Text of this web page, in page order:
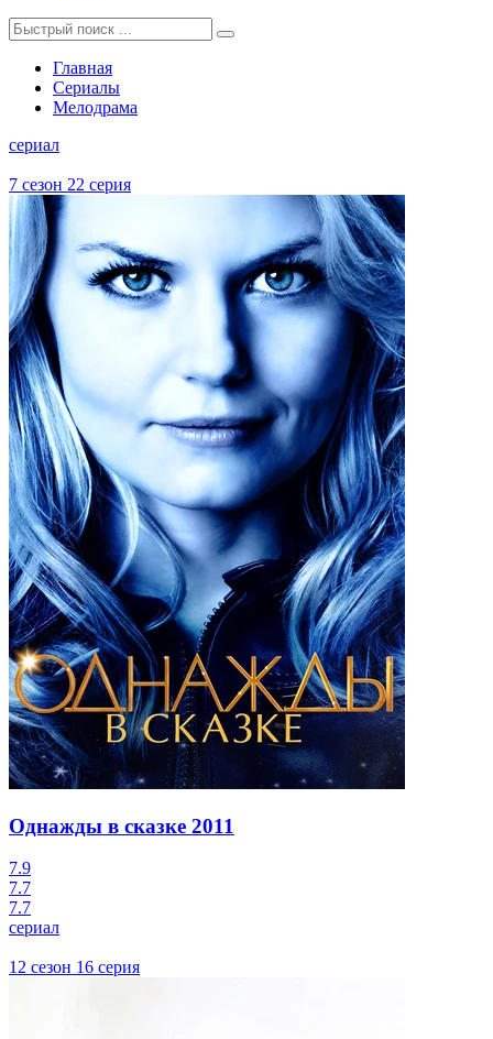
Главная
Сериалы
Мелодрама
сериал
7 сезон 22 серия
Однажды в сказке 2011
7.9
7.7
7.7
сериал
12 сезон 16 серия